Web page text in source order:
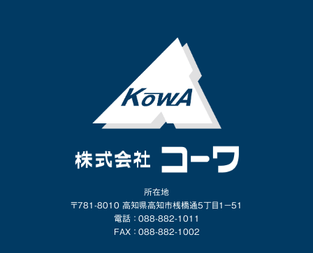
所在地
〒781-8010 高知県高知市桟橋通5丁目1−51
電話 ： 088-882-1011
FAX ： 088-882-1002